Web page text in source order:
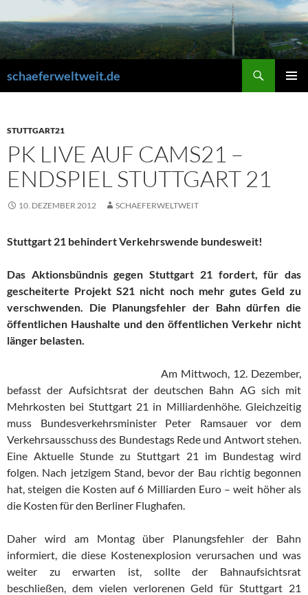
Inhalt
springen
schaeferweltweit.de
STUTTGART21
PK LIVE AUF CAMS21 –
ENDSPIEL STUTTGART 21
10. DEZEMBER 2012 SCHAEFERWELTWEIT
Stuttgart 21 behindert Verkehrswende bundesweit!
Das Aktionsbündnis gegen Stuttgart 21 fordert, für das
gescheiterte Projekt S21 nicht noch mehr gutes Geld zu
verschwenden. Die Planungsfehler der Bahn dürfen die
öffentlichen Haushalte und den öffentlichen Verkehr nicht
länger belasten.
Am Mittwoch, 12. Dezember,
befasst der Aufsichtsrat der deutschen Bahn AG sich mit
Mehrkosten bei Stuttgart 21 in Milliardenhöhe. Gleichzeitig
muss Bundesverkehrsminister Peter Ramsauer vor dem
Verkehrsausschuss des Bundestags Rede und Antwort stehen.
Eine Aktuelle Stunde zu Stuttgart 21 im Bundestag wird
folgen. Nach jetzigem Stand, bevor der Bau richtig begonnen
hat, steigen die Kosten auf 6 Milliarden Euro – weit höher als
die Kosten für den Berliner Flughafen.
Daher wird am Montag über Planungsfehler der Bahn
informiert, die diese Kostenexplosion verursachen und was
weiter zu erwarten ist, sollte der Bahnaufsichtsrat
beschließen, dem vielen verlorenen Geld für Stuttgart 21